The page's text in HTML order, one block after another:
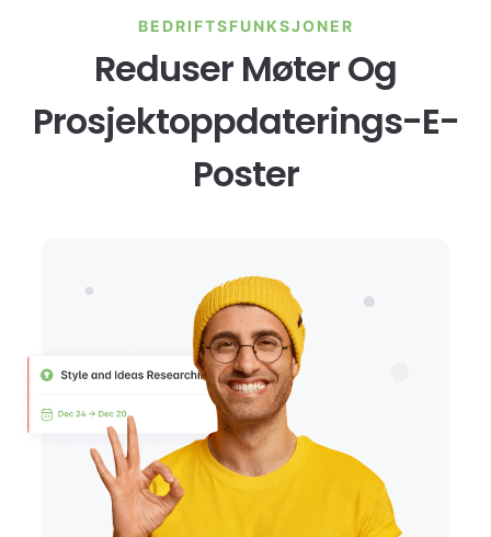
BEDRIFTSFUNKSJONER
Reduser Møter Og
Prosjektoppdaterings-E-
Poster